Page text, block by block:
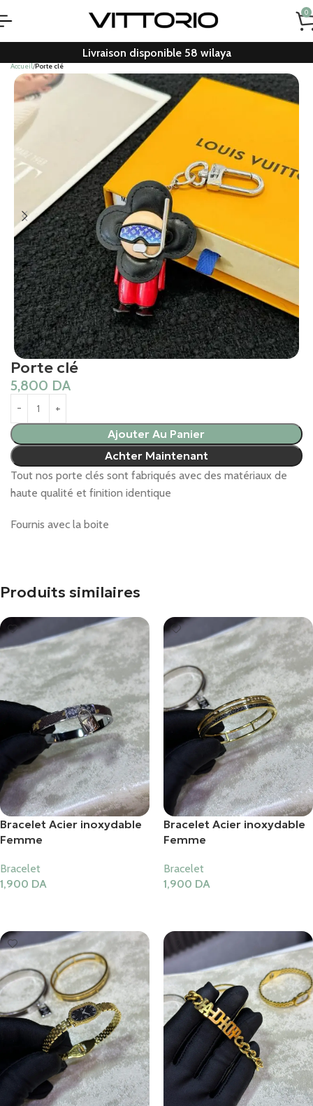
0
Livraison disponible 58 wilaya
Accueil Porte clé
Porte clé
5,800 DA
Ajouter Au Panier
Achter Maintenant
Tout nos porte clés sont fabriqués avec des matériaux de
haute qualité et finition identique
Fournis avec la boite
Produits similaires
Bracelet Acier inoxydable
Femme
Bracelet
1,900 DA
Bracelet Acier inoxydable
Femme
Bracelet
1,900 DA